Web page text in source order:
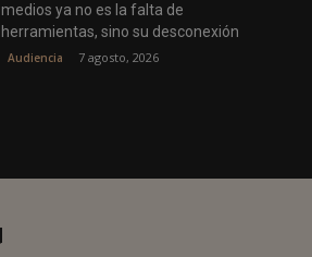
medios ya no es la falta de
herramientas, sino su desconexión
Audiencia 7 agosto, 2026